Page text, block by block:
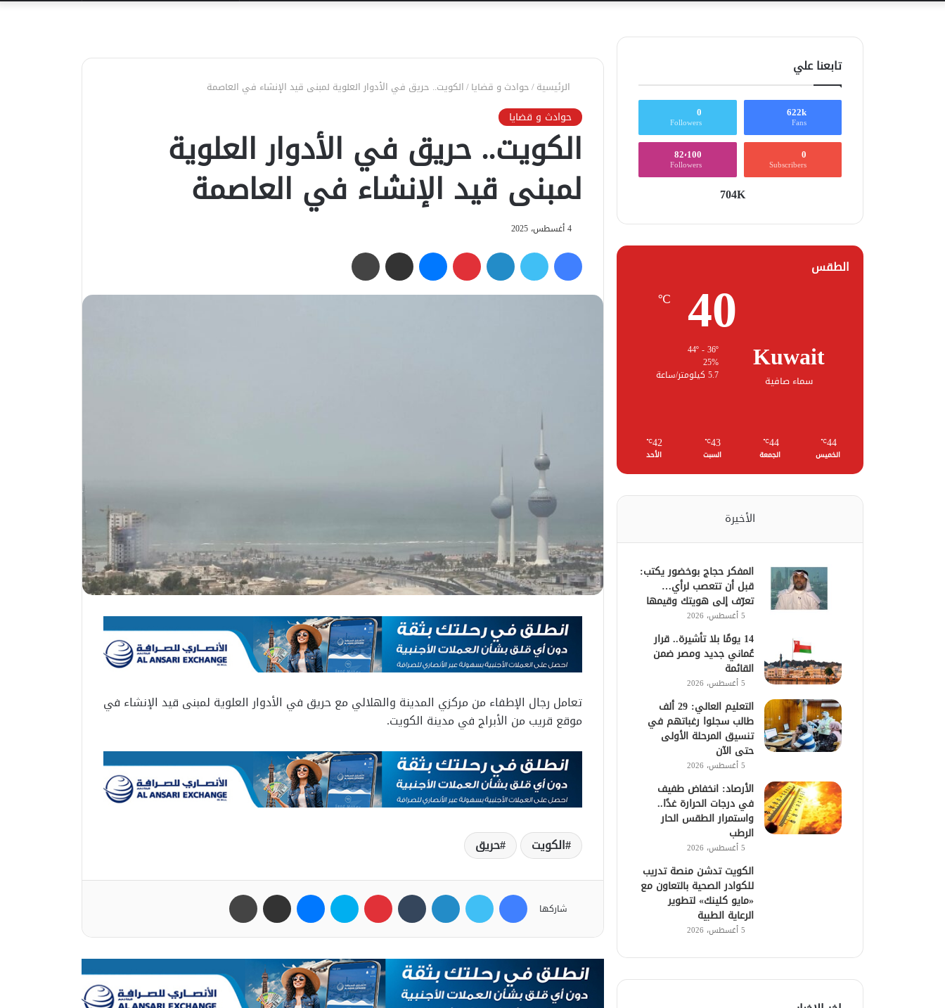
الرئيسية/حوادث و قضايا/الكويت.. حريق في الأدوار العلوية لمبنى قيد الإنشاء في العاصمة
حوادث و قضايا
الكويت.. حريق في الأدوار العلوية
لمبنى قيد الإنشاء في العاصمة
4 أغسطس، 2025
فيسبوك تويتر لينكدإن بينتيريست ماسنجر مشاركة عبر البريد
تعامل رجال الإطفاء من مركزي المدينة والهلالي مع حريق في الأدوار العلوية لمبنى قيد الإنشاء في
موقع قريب من الأبراج في مدينة الكويت.
الكويت حريق
شاركها
فيسبوك تويتر لينكدإن بينتيريست سكايب ماسنجر مشاركة عبر البريد
تابعنا علي
622k
Fans
0
Followers
0
Subscribers
82٬100
Followers
704K
الطقس
Kuwait
سماء صافية
40
℃
44º - 36º
25%
5.7 كيلومتر/ساعة
44
℃
الخميس
44
℃
الجمعة
43
℃
السبت
42
℃
الأحد
الأخيرة
المفكر حجاج بوخضور يكتب:
قبل أن تتعصب لرأي…
تعرّف إلى هويتك وقيمها
5 أغسطس، 2026
14 يومًا بلا تأشيرة.. قرار
عُماني جديد ومصر ضمن
القائمة
5 أغسطس، 2026
التعليم العالي: 29 ألف
طالب سجلوا رغباتهم في
تنسيق المرحلة الأولى
حتى الآن
5 أغسطس، 2026
الأرصاد: انخفاض طفيف
في درجات الحرارة غدًا..
واستمرار الطقس الحار
الرطب
5 أغسطس، 2026
الكويت تدشن منصة تدريب
للكوادر الصحية بالتعاون مع
«مايو كلينك» لتطوير
الرعاية الطبية
5 أغسطس، 2026